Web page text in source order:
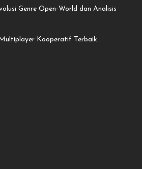
Genre Open-World dan Analisis
Kooperatif Terbaik: